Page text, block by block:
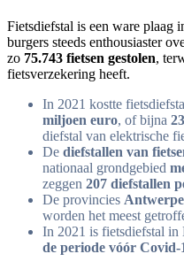
Fietsdiefstal is een ware plaag
burgers steeds enthousiaster
zo 75.743 fietsen gestolen,
fietsverzekering heeft.
In 2021 kostte
miljoen euro, of bijna
diefstal van elektrische
De diefstallen van
nationaal grondgebied
zeggen 207 diefstallen
De provincies
worden het meest
In 2021 is fietsdiefstal in
de periode vóór Covid-